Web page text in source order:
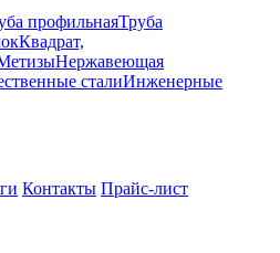
профильнаяТруба
Квадрат,
Нержавеющая
сталиИнженерные
Контакты Прайс-лист